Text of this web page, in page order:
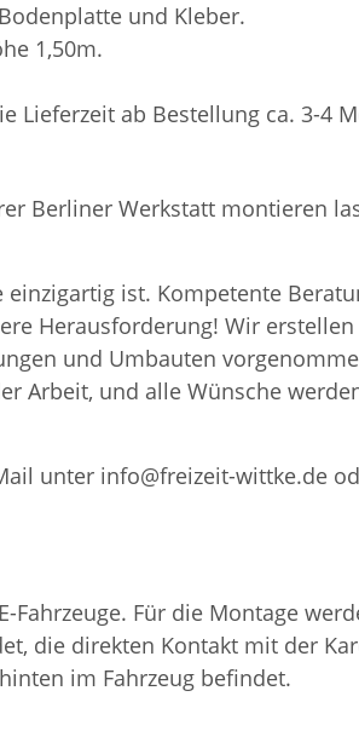
und Kleber.
1,50m.
Lieferzeit ab Bestellung ca. 3-4
Berliner Werkstatt montieren
ist. Kompetente
Herausforderung! Wir
und Umbauten
Arbeit, und alle Wünsche
unter info@freizeit-wittke.de
Für die Montage
die direkten Kontakt mit der
im Fahrzeug befindet.